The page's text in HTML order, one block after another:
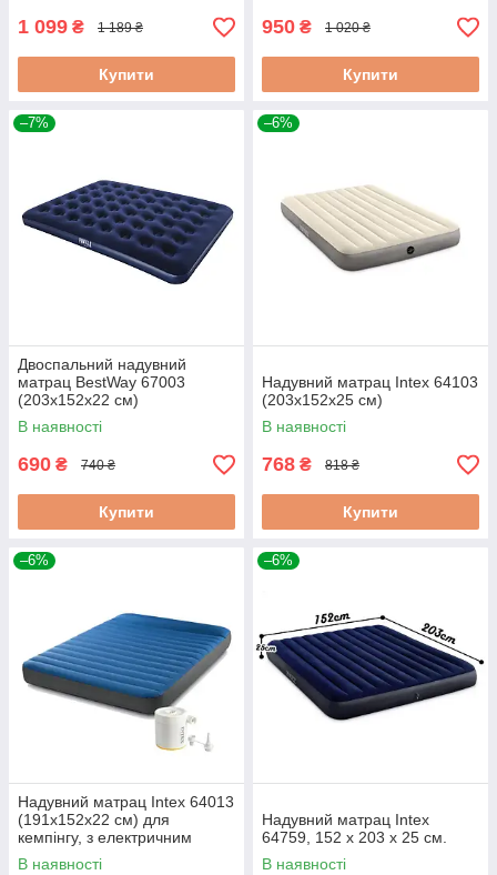
1 099 ₴ 1 189 ₴
Купити
950 ₴ 1 020 ₴
Купити
–7%
Двоспальний надувний
матрац BestWay 67003
(203х152х22 см)
В наявності
690 ₴ 740 ₴
Купити
–6%
Надувний матрац Intex 64103
(203х152х25 см)
В наявності
768 ₴ 818 ₴
Купити
–6%
Надувний матрац Intex 64013
(191х152х22 см) для
кемпінгу, з електричним
насосом від USB
В наявності
–6%
Надувний матрац Intex
64759, 152 х 203 х 25 см.
В наявності